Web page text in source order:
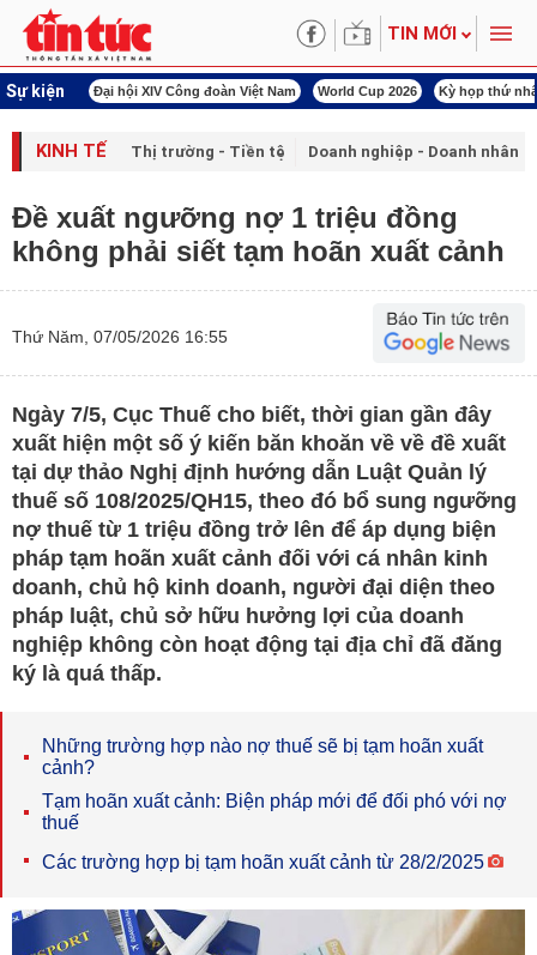
TIN MỚI
Sự kiện
ngày đêm Đại hội XIV Công đoàn Việt Nam World Cup 2026 Kỳ họp thứ
KINH TẾ Thị trường - Tiền tệ Doanh nghiệp - Doanh nhân
Đề xuất ngưỡng nợ 1 triệu đồng
không phải siết tạm hoãn xuất cảnh
Thứ Năm, 07/05/2026 16:55
Ngày 7/5, Cục Thuế cho biết, thời gian gần đây
xuất hiện một số ý kiến băn khoăn về về đề xuất
tại dự thảo Nghị định hướng dẫn Luật Quản lý
thuế số 108/2025/QH15, theo đó bổ sung ngưỡng
nợ thuế từ 1 triệu đồng trở lên để áp dụng biện
pháp tạm hoãn xuất cảnh đối với cá nhân kinh
doanh, chủ hộ kinh doanh, người đại diện theo
pháp luật, chủ sở hữu hưởng lợi của doanh
nghiệp không còn hoạt động tại địa chỉ đã đăng
ký là quá thấp.
Những trường hợp nào nợ thuế sẽ bị tạm hoãn xuất
cảnh?
Tạm hoãn xuất cảnh: Biện pháp mới để đối phó với nợ
thuế
Các trường hợp bị tạm hoãn xuất cảnh từ 28/2/2025